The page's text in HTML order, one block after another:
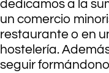
dedicamos a la
un comercio
restaurante o en
hostelería.
seguir